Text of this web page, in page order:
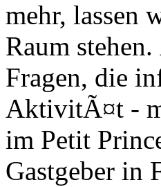
mehr, lassen
Raum
Fragen, die
AktivitÃ¤t -
im Petit
Gastgeber in